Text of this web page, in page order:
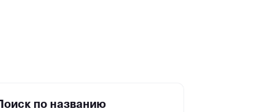
Поиск по названию